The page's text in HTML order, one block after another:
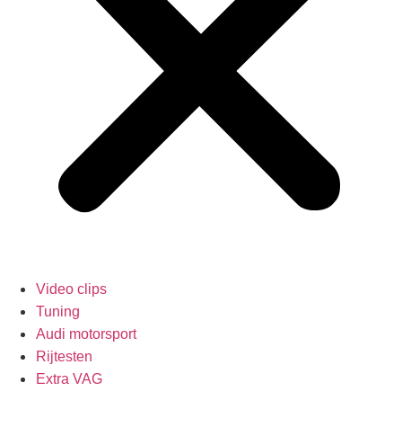
Video clips
Tuning
Audi motorsport
Rijtesten
Extra VAG